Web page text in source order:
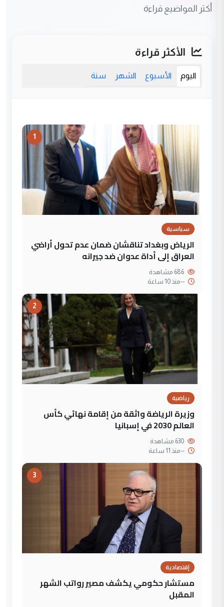
أكثر المواضيع قراءة
الأكثر قراءة
اليوم الأسبوع الشهر سنة
1
سياسية
الرياض وبغداد تناقشان ضمان عدم تحول أراضي
العراق إلى أداة عدوان ضد جيرانه
--منذ 10 ساعة
2
رياضية
وزيرة الرياضة واثقة من إقامة نهائي كأس
العالم 2030 في إسبانيا
--منذ 11 ساعة
3
إقتصادية
مستشار حكومي يكشف مصير رواتب الشهر
المقبل